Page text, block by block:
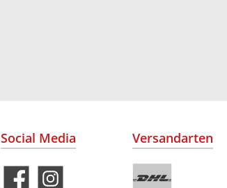
Social Media Versandarten